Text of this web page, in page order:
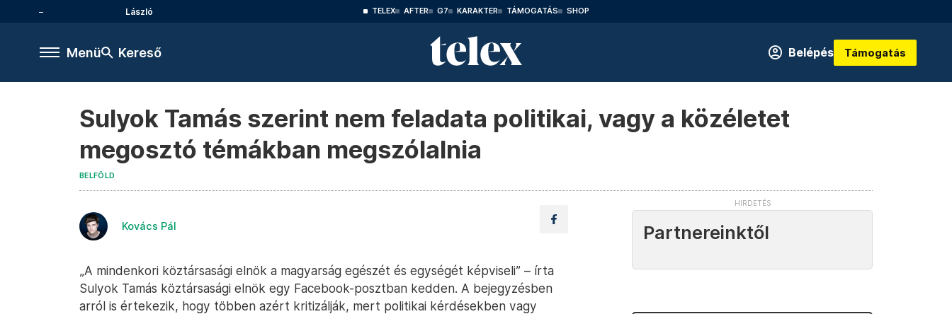
László TELEX AFTER G7 KARAKTER TÁMOGATÁS SHOP
Menü Kereső Belépés Támogatás
Sulyok Tamás szerint nem feladata politikai, vagy a közéletet
megosztó témákban megszólalnia
BELFÖLD
Kovács Pál
„A mindenkori köztársasági elnök a magyarság egészét és egységét képviseli” – írta
Sulyok Tamás köztársasági elnök egy Facebook-posztban kedden. A bejegyzésben
arról is értekezik, hogy többen azért kritizálják, mert politikai kérdésekben vagy
Partnereinktől